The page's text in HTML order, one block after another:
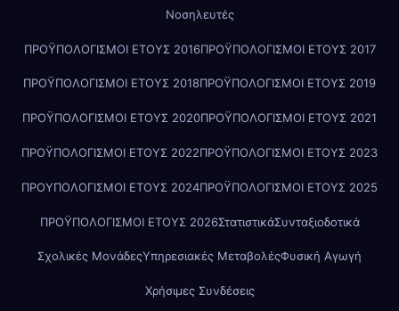
Νοσηλευτές
ΠΡΟΫΠΟΛΟΓΙΣΜΟΙ ΕΤΟΥΣ 2016ΠΡΟΫΠΟΛΟΓΙΣΜΟΙ ΕΤΟΥΣ 2017
ΠΡΟΫΠΟΛΟΓΙΣΜΟΙ ΕΤΟΥΣ 2018ΠΡΟΫΠΟΛΟΓΙΣΜΟΙ ΕΤΟΥΣ 2019
ΠΡΟΫΠΟΛΟΓΙΣΜΟΙ ΕΤΟΥΣ 2020ΠΡΟΫΠΟΛΟΓΙΣΜΟΙ ΕΤΟΥΣ 2021
ΠΡΟΫΠΟΛΟΓΙΣΜΟΙ ΕΤΟΥΣ 2022ΠΡΟΫΠΟΛΟΓΙΣΜΟΙ ΕΤΟΥΣ 2023
ΠΡΟΥΠΟΛΟΓΙΣΜΟΙ ΕΤΟΥΣ 2024ΠΡΟΫΠΟΛΟΓΙΣΜΟΙ ΕΤΟΥΣ 2025
ΠΡΟΫΠΟΛΟΓΙΣΜΟΙ ΕΤΟΥΣ 2026ΣτατιστικάΣυνταξιοδοτικά
Σχολικές ΜονάδεςΥπηρεσιακές ΜεταβολέςΦυσική Αγωγή
Χρήσιμες Συνδέσεις